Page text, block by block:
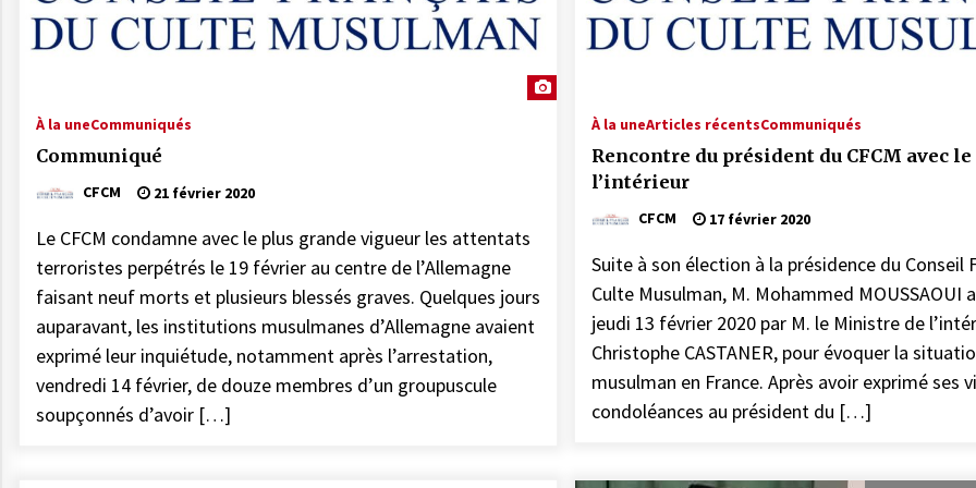
le CFCM appelle à considérer avant
tout l’unité et l’intérêt général des
21 février 2026
17 février 2026
L’INSTRUMENTALISATION DES
SONDAGES SUR LES MUSULMANS DE
Bergeaud-Blackler et autres pseudo –
islamologues
9 octobre 2025
voile… » Le CFCM salue les appels à
l’apaisement des plus hautes autorités
de l’État.
COMMUNIQUÉ CFCM : Vendredi 6 juin
2025 est le premier jour de l’aïd El Adha
1446H
27 mai 2025
À la uneCommuniqués
Communiqué
CFCM 21 février 2020
Le CFCM condamne avec le plus grande vigueur les attentats
terroristes perpétrés le 19 février au centre de l’Allemagne
faisant neuf morts et plusieurs blessés graves. Quelques jours
auparavant, les institutions musulmanes d’Allemagne avaient
exprimé leur inquiétude, notamment après l’arrestation,
vendredi 14 février, de douze membres d’un groupuscule
soupçonnés d’avoir […]
À la uneArticles récentsCommuniqués
Rencontre du président du CFCM avec
l’intérieur
CFCM 17 février 2020
Suite à son élection à la présidence du Conseil
Culte Musulman, M. Mohammed MOUSSAOUI
jeudi 13 février 2020 par M. le Ministre de
Christophe CASTANER, pour évoquer la
musulman en France. Après avoir exprimé ses
condoléances au président du […]